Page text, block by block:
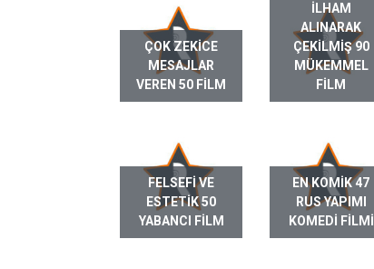
ÇOK ZEKICE
MESAJLAR
VEREN 50 FILM
ILHAM
ALINARAK
ÇEKILMIŞ 90
MÜKEMMEL
FILM
FELSEFI VE
ESTETIK 50
YABANCI FILM
EN KOMIK 47
RUS YAPIMI
KOMEDI FILMI